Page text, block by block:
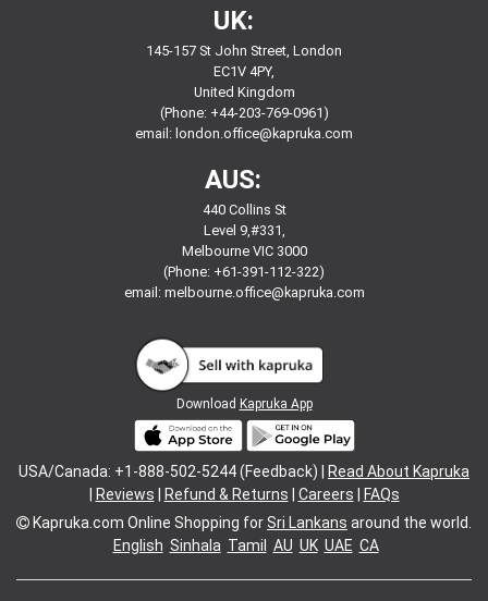
UK:
145-157 St John Street, London
EC1V 4PY,
United Kingdom
(Phone: +44-203-769-0961)
email: london.office@kapruka.com
AUS:
440 Collins St
Level 9,#331,
Melbourne VIC 3000
(Phone: +61-391-112-322)
email: melbourne.office@kapruka.com
Download Kapruka App
USA/Canada: +1-888-502-5244 (Feedback) |
Read About Kapruka
Reviews Refund & Returns Careers
FAQs
Kapruka.com Online Shopping forSri Lankans around the world.
English Sinhala Tamil AU UK UAE CA